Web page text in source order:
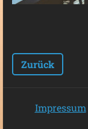
Zurück
Impressum